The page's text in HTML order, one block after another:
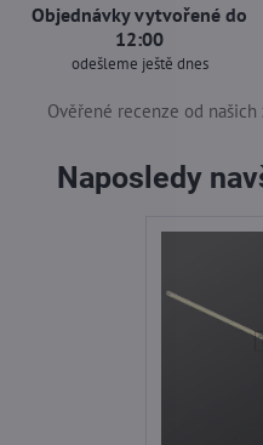
Objednávky vytvořené do
12:00
odešleme ještě dnes
Ověřené recenze od našich
Naposledy